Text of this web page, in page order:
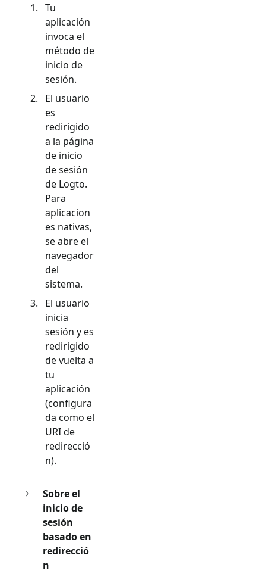
Tu
aplicación
invoca el
método de
inicio de
sesión.
El usuario
es
redirigido
a la página
de inicio
de sesión
de Logto.
Para
aplicacion
es nativas,
se abre el
navegador
del
sistema.
El usuario
inicia
sesión y es
redirigido
de vuelta a
tu
aplicación
(configura
da como el
URI de
redirecció
n).
Sobre el
inicio de
sesión
basado en
redirecció
n